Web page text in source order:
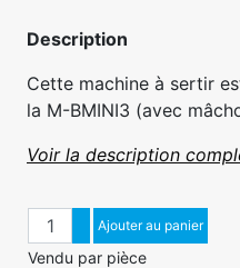
Description
Cette machine à sertir
la M-BMINI3 (avec
Voir la description
QuantitéAugmenter quantité
Diminuer quantité
Ajouter au panier
Vendu par pièce